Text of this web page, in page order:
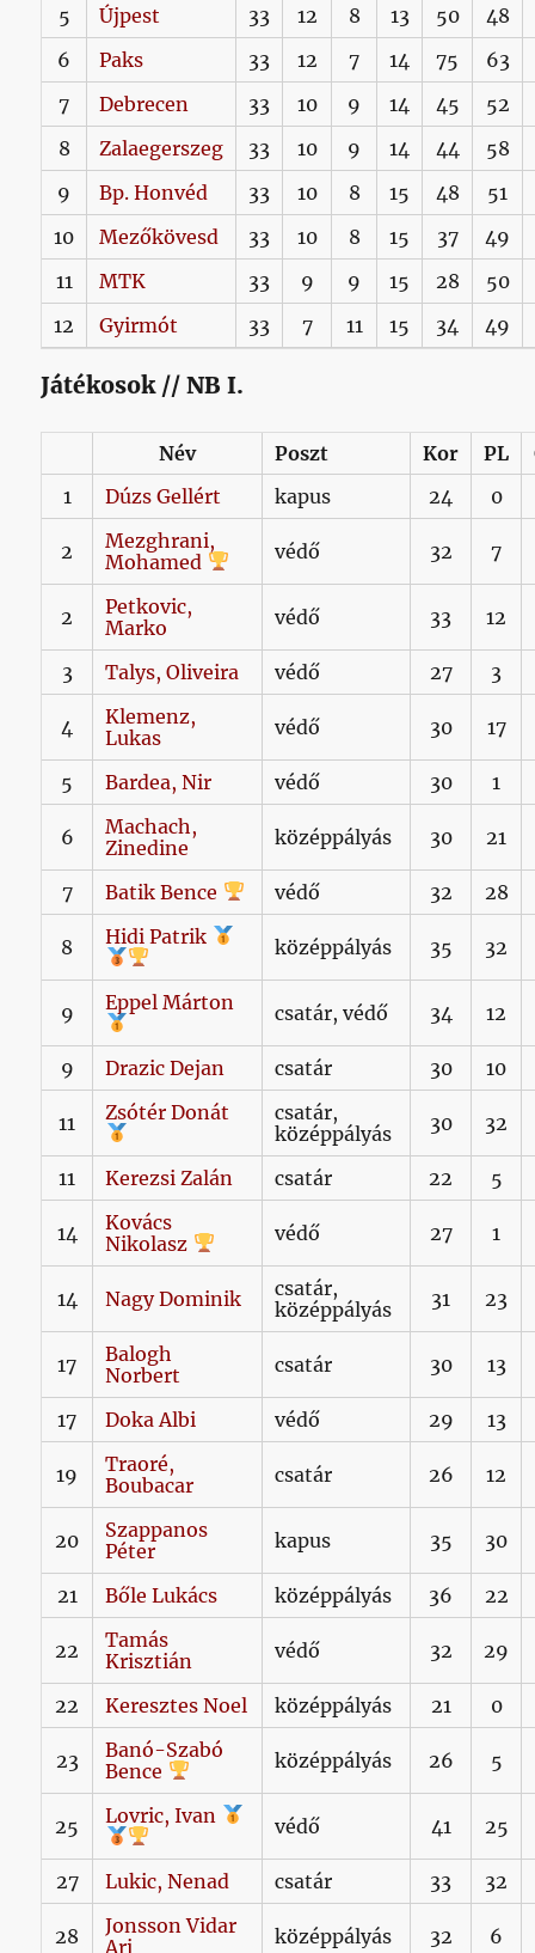
5
Újpest 33 12 8 13 50
48
6
Paks 33 12 7 14 75
63
7
Debrecen 33 10 9 14 45
52
8
Zalaegerszeg 33 10 9 14 44
58
9
Bp. Honvéd 33 10 8 15 48
51
10
Mezőkövesd 33 10 8 15 37
49
11
MTK 33 9 9 15 28
50
12
Gyirmót 33 7 11 15 34 49
Játékosok // NB I.
Név Poszt Kor PL
1
Dúzs Gellért kapus 24 0
2
Mezghrani,
Mohamed
védő 32 7
2
Petkovic,
Marko
védő 33 12
3 Talys, Oliveira védő 27 3
4
Klemenz,
Lukas
védő 30 17
5 Bardea, Nir védő 30 1
6
Machach,
Zinedine
középpályás 30 21
7 Batik Bence védő 32 28
8 Hidi Patrik középpályás 35 32
9 Eppel Márton csatár, védő 34 12
9 Drazic Dejan csatár 30 10
11 Zsótér Donát
csatár,
középpályás
30 32
11 Kerezsi Zalán csatár 22 5
14
Kovács
Nikolasz
védő 27 1
14 Nagy Dominik
csatár,
középpályás
31 23
17
Balogh
Norbert
csatár 30 13
17 Doka Albi védő 29 13
19
Traoré,
Boubacar
csatár 26 12
20
Szappanos
Péter
kapus 35 30
21 Bőle Lukács középpályás 36 22
22
Tamás
Krisztián
védő 32 29
22 Keresztes Noel középpályás 21 0
23
Banó-Szabó
Bence
középpályás 26 5
25 Lovric, Ivan védő 41 25
27 Lukic, Nenad csatár 33 32
28 Jonsson Vidar
Ari
középpályás 32 6